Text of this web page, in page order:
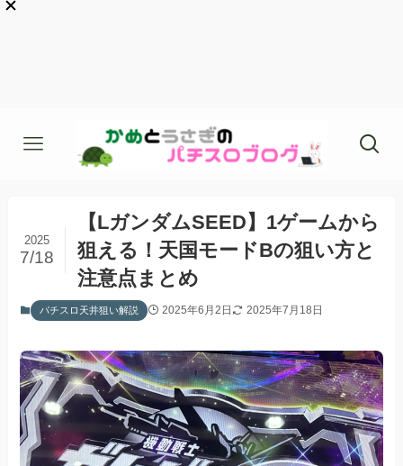
【LガンダムSEED】1ゲームから
狙える！天国モードBの狙い方と
注意点まとめ
2025
7/18
パチスロ天井狙い解説 2025年6月2日 2025年7月18日